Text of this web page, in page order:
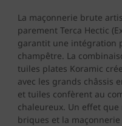
La maçonnerie brute
parement Terca Hectic
garantit une intégration
champêtre. La
tuiles plates Koramic
avec les grands châssis
et tuiles confèrent au
chaleureux. Un effet
briques et la